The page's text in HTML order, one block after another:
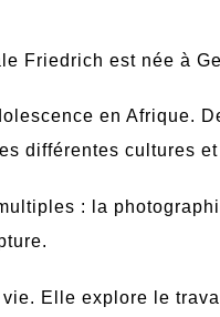
Friedrich est née à
en Afrique.
différentes cultures
: la
Elle explore le